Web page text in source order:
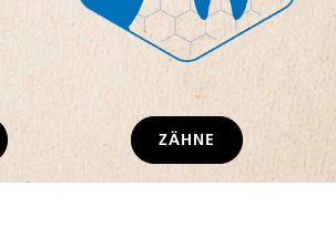
ZÄHNE